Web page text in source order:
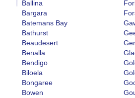
Ballina
Bargara
Batemans Bay
Bathurst
Beaudesert
Benalla
Bendigo
Biloela
Bongaree
Bowen